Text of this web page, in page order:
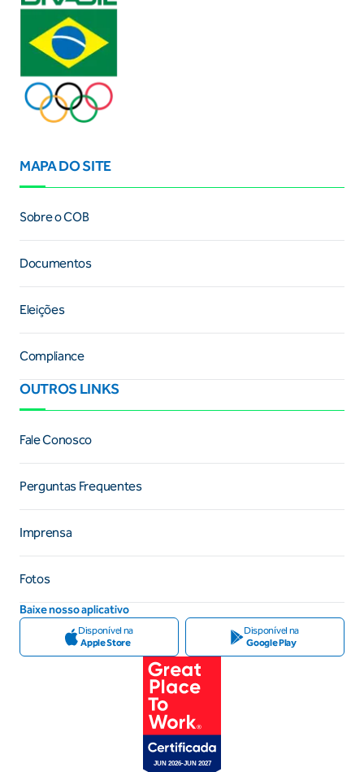
MAPA DO SITE
Sobre o COB
Documentos
Eleições
Compliance
OUTROS LINKS
Fale Conosco
Perguntas Frequentes
Imprensa
Fotos
Baixe nosso aplicativo
Disponível na
Apple Store
Disponível na
Google Play